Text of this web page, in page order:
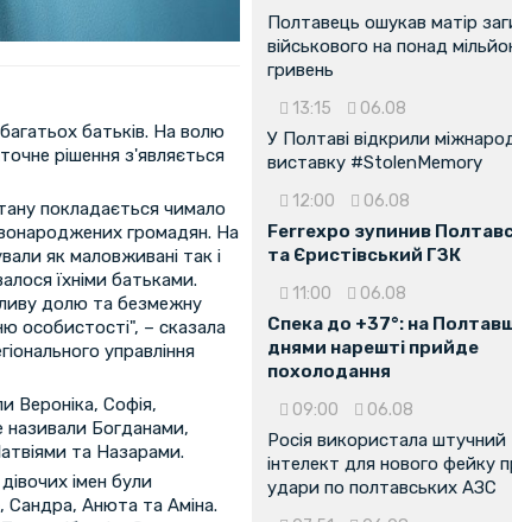
батьків. На волю
рішення з'являється
покладається чимало
громадян. На
як маловживані так і
їхніми батьками.
долю та безмежну
особистості", – сказала
управління
Вероніка, Софія,
називали Богданами,
та Назарами.
імен були
Сандра, Анюта та Аміна.
Полтавець ошукав матір
військового на понад
гривень
13:15 06.08
У Полтаві відкрили
виставку #StolenMemory
12:00 06.08
Ferrexpo зупинив
та Єристівський ГЗК
11:00 06.08
Спека до +37°: на
днями нарешті прийде
похолодання
09:00 06.08
Росія використала штучний
інтелект для нового фейку
удари по полтавських АЗС